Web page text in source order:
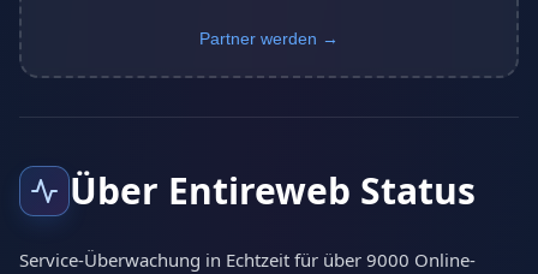
Partner werden →
Über Entireweb Status
Service-Überwachung in Echtzeit für über 9000 Online-